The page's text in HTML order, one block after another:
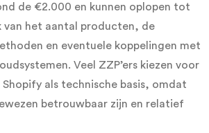
de €2.000 en kunnen oplopen tot
van het aantal producten, de
en eventuele koppelingen met
Veel ZZP’ers kiezen voor
als technische basis, omdat
betrouwbaar zijn en relatief